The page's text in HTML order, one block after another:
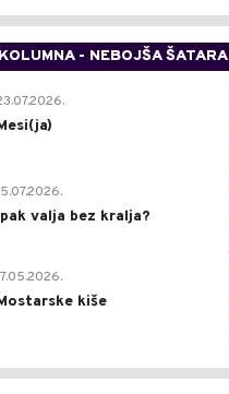
- NEBOJŠA ŠATARA
valja bez kralja?
kiše